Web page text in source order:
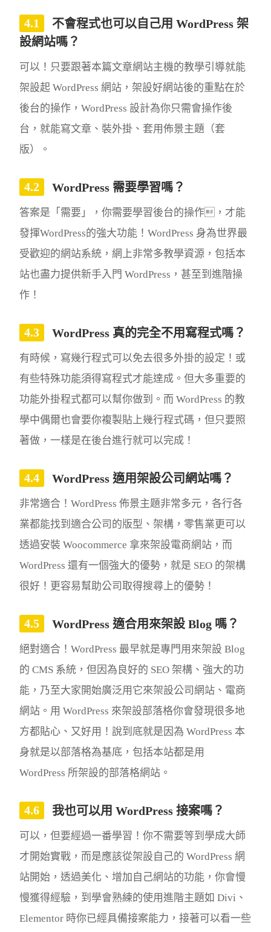
不會程式也可以自己用 WordPress 架
設網站嗎？
可以！只要跟著本篇文章網站主機的教學引導就能
架設起 WordPress 網站，架設好網站後的重點在於
後台的操作，WordPress 設計為你只需會操作後
台，就能寫文章、裝外掛、套用佈景主題（套
版）。
WordPress 需要學習嗎？
答案是「需要」，你需要學習後台的操作，才能
發揮WordPress的強大功能！WordPress 身為世界最
受歡迎的網站系統，網上非常多教學資源，包括本
站也盡力提供新手入門 WordPress，甚至到進階操
作！
WordPress 真的完全不用寫程式嗎？
有時候，寫幾行程式可以免去很多外掛的設定！或
有些特殊功能須得寫程式才能達成。但大多重要的
功能外掛程式都可以幫你做到。而 WordPress 的教
學中偶爾也會要你複製貼上幾行程式碼，但只要照
著做，一樣是在後台進行就可以完成！
WordPress 適用架設公司網站嗎？
非常適合！WordPress 佈景主題非常多元，各行各
業都能找到適合公司的版型、架構，零售業更可以
透過安裝 Woocommerce 拿來架設電商網站，而
WordPress 還有一個強大的優勢，就是 SEO 的架構
很好！更容易幫助公司取得搜尋上的優勢！
WordPress 適合用來架設 Blog 嗎？
絕對適合！WordPress 最早就是專門用來架設 Blog
的 CMS 系統，但因為良好的 SEO 架構、強大的功
能，乃至大家開始廣泛用它來架設公司網站、電商
網站。用 WordPress 來架設部落格你會發現很多地
方都貼心、又好用！說到底就是因為 WordPress 本
身就是以部落格為基底，包括本站都是用
WordPress 所架設的部落格網站。
我也可以用 WordPress 接案嗎？
可以，但要經過一番學習！你不需要等到學成大師
才開始實戰，而是應該從架設自己的 WordPress 網
站開始，透過美化、增加自己網站的功能，你會慢
慢獲得經驗，到學會熟練的使用進階主題如 Divi、
Elementor 時你已經具備接案能力，接著可以看一些